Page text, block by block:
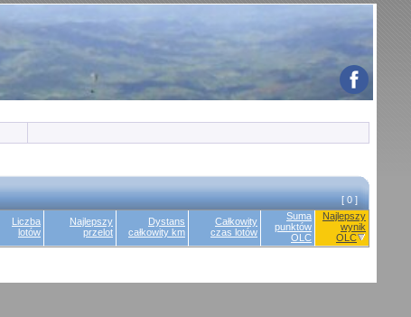
[ 0 ]
Liczba
lotów
Najlepszy
przelot
Dystans
całkowity km
Całkowity
czas lotów
Suma
punktów
OLC
Najlepszy
wynik
OLC